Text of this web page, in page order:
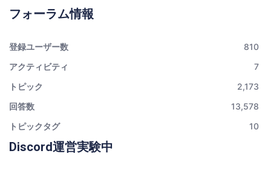
フォーラム情報
登録ユーザー数
810
アクティビティ
7
トピック
2,173
回答数
13,578
トピックタグ
10
Discord運営実験中